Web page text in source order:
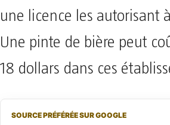
une licence les autorisant
Une pinte de bière peut
18 dollars dans ces
SOURCE PRÉFÉRÉE SUR GOOGLE